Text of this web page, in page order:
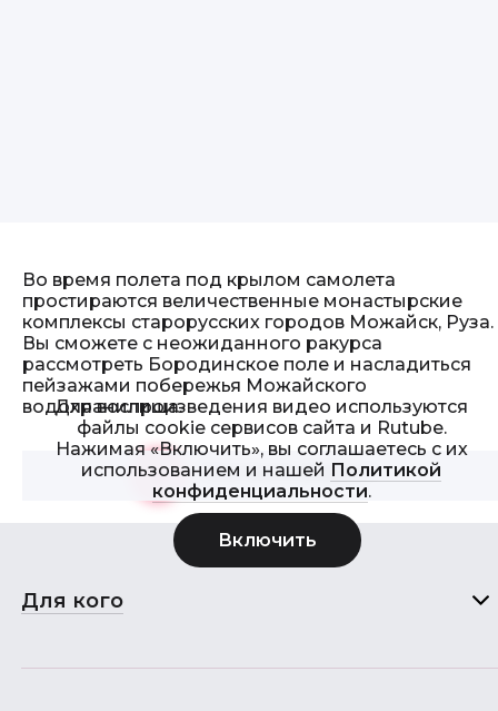
Во время полета под крылом самолета
простираются величественные монастырские
комплексы старорусских городов Можайск, Руза.
Вы сможете с неожиданного ракурса
рассмотреть Бородинское поле и насладиться
пейзажами побережья Можайского
водохранилища.
Смотреть видео>
Для воспроизведения видео используются
файлы cookie сервисов сайта и Rutube.
Нажимая «Включить», вы соглашаетесь с их
использованием и нашей Политикой
конфиденциальности.
Для кого